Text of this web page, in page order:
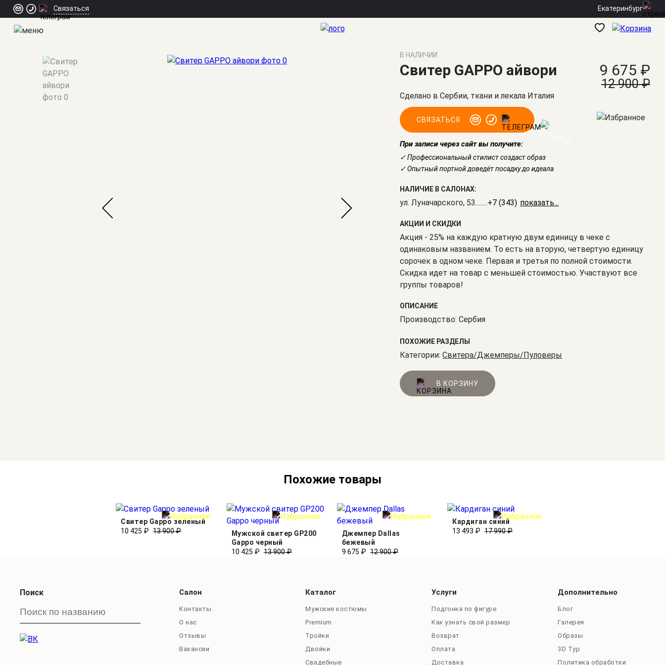
Связаться Екатеринбург
Мужские костюмы
В НАЛИЧИИ
Свитер GAPPO айвори 9 675 ₽
12 900 ₽
Сделано в Сербии, ткани и лекала Италия
СВЯЗАТЬСЯ
При записи через сайт вы получите:
✓ Профессиональный стилист создаст образ
✓ Опытный портной доведёт посадку до идеала
НАЛИЧИЕ В САЛОНАХ:
ул. Луначарского, 53........+7 (343) 226-41-61
АКЦИИ И СКИДКИ
Акция - 25% на каждую кратную двум единицу в чеке с
одинаковым названием. То есть на вторую, четвертую единицу
сорочек в одном чеке. Первая и третья по полной стоимости.
Скидка идет на товар с меньшей стоимостью. Участвуют все
группы товаров!
ОПИСАНИЕ
Производство: Сербия
ПОХОЖИЕ РАЗДЕЛЫ
Категории:Свитера/Джемперы/Пуловеры
В КОРЗИНУ
Похожие товары
Свитер Gappo зеленый
10 425 ₽ 13 900 ₽
Мужской свитер GP200
Gappo черный
10 425 ₽ 13 900 ₽
Джемпер Dallas
бежевый
9 675 ₽ 12 900 ₽
Кардиган синий
13 493 ₽ 17 990 ₽
Поиск Салон
Контакты
О нас
Отзывы
Вакансии
Каталог
Мужские костюмы
Premium
Тройки
Двойки
Свадебные
Услуги
Подгонка по фигуре
Как узнать свой размер
Возврат
Оплата
Доставка
Дополнительно
Блог
Галерея
Образы
3D Тур
Политика обработки